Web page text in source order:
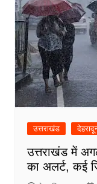
उत्तराखंड
उत्तराखंड में
का अलर्ट, कई